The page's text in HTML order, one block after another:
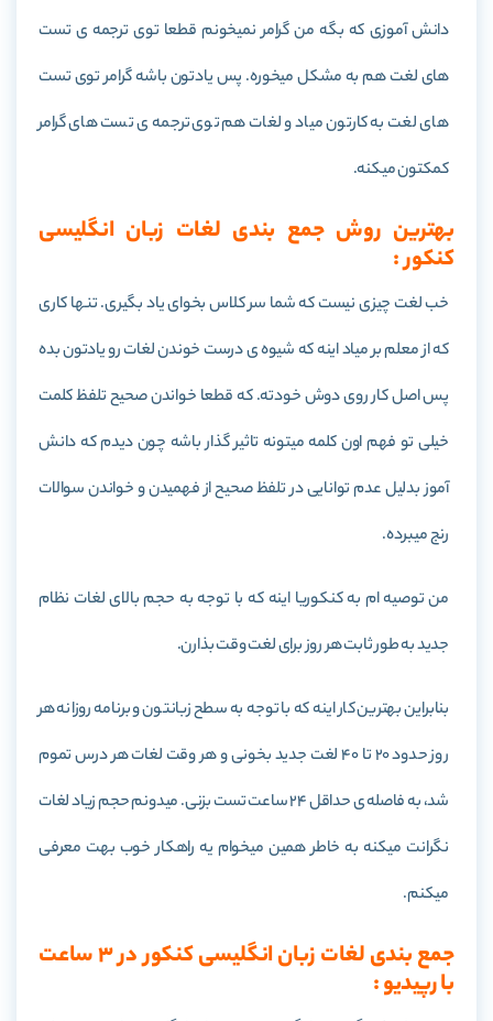
دانش آموزی که بگه من گرامر نمیخونم قطعا توی ترجمه ی تست
های لغت هم به مشکل میخوره. پس یادتون باشه گرامر توی تست
های لغت به کارتون میاد و لغات هم توی ترجمه ی تست های گرامر
کمکتون میکنه.
بهترین روش جمع بندی لغات زبان انگلیسی
کنکور :
خب لغت چیزی نیست که شما سر کلاس بخوای یاد بگیری. تنها کاری
که از معلم بر میاد اینه که شیوه ی درست خوندن لغات رو یادتون بده
پس اصل کار روی دوش خودته. که قطعا خواندن صحیح تلفظ کلمت
خیلی تو فهم اون کلمه میتونه تاثیر گذار باشه چون دیدم که دانش
آموز بدلیل عدم توانایی در تلفظ صحیح از فهمیدن و خواندن سوالات
رنج میبرده.
من توصیه ام به کنکوریا اینه که با توجه به حجم بالای لغات نظام
جدید به طور ثابت هر روز برای لغت وقت بذارن.
بنابراین بهترین کار اینه که با توجه به سطح زبانتون و برنامه روزانه هر
روز حدود 20 تا 40 لغت جدید بخونی و هر وقت لغات هر درس تموم
شد، به فاصله ی حداقل 24 ساعت تست بزنی. میدونم حجم زیاد لغات
نگرانت میکنه به خاطر همین میخوام یه راهکار خوب بهت معرفی
میکنم.
جمع بندی لغات زبان انگلیسی کنکور در 3 ساعت
با رپیدیو :